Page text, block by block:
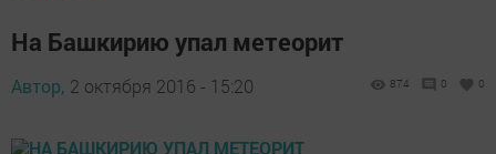
На Башкирию упал метеорит
Автор, 2 октября 2016 - 15:20 874 0 0